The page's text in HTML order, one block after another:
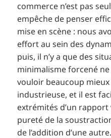
commerce n’est pas
empêche de penser
mise en scène : nous
effort au sein des
puis, il n’y a que des
minimalisme forcené
vouloir beaucoup
industrieuse, et il est
extrémités d’un rapport
pureté de la
de l’addition d’une